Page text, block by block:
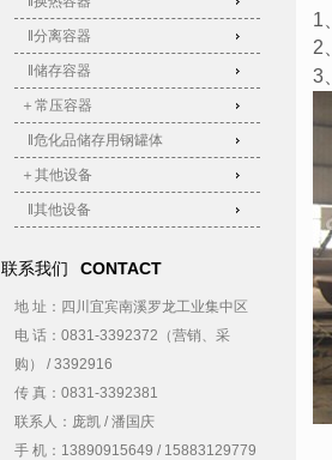
‖分离容器
‖储存容器
＋常压容器
‖危化品储存用钢罐体
＋其他设备
‖其他设备
联系我们 CONTACT
地 址：四川宜宾南溪罗龙工业集中区
电 话：0831-3392372（营销、采
购） / 3392916
传 真：0831-3392381
联系人：庞凯 / 潘国庆
手 机：13890915649 / 15883129779
1
2
3